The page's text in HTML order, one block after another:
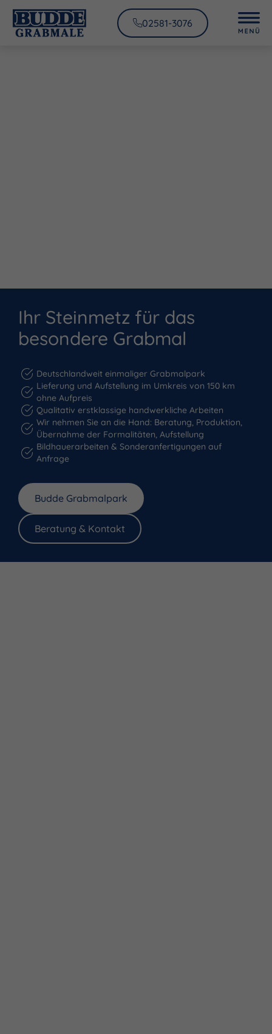
02581-3076
Ihr Steinmetz für das
besondere Grabmal
Deutschlandweit einmaliger Grabmalpark
Lieferung und Aufstellung im Umkreis von 150 km
ohne Aufpreis
Qualitativ erstklassige handwerkliche Arbeiten
Wir nehmen Sie an die Hand: Beratung, Produktion,
Übernahme der Formalitäten, Aufstellung
Bildhauerarbeiten & Sonderanfertigungen auf
Anfrage
Budde Grabmalpark
Beratung & Kontakt